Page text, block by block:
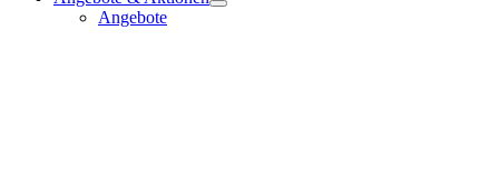
Angebote